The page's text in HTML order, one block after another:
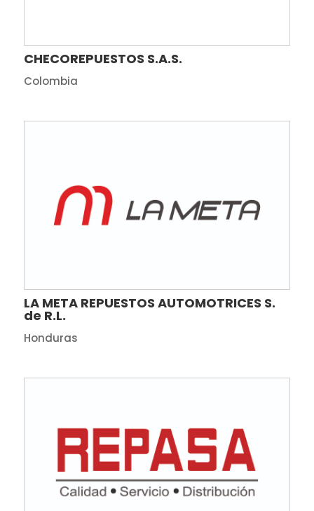
CHECOREPUESTOS S.A.S.
Colombia
LA META REPUESTOS AUTOMOTRICES S.
de R.L.
Honduras